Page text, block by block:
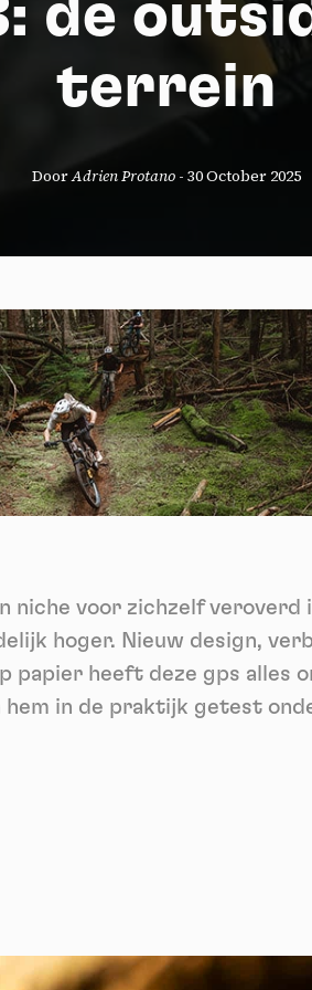
de
terrein
DoorAdrien Protano- 30 October 2025
niche voor zichzelf
hoger. Nieuw design,
heeft deze gps alles
hem in de praktijk getest
het ontvangen van deze nieuwsbrief en begrijp
Aanmelden
Deny all cookies
disallowed -This service can
Deny
disallowed -This service can